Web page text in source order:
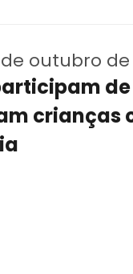
outubro de
crianças